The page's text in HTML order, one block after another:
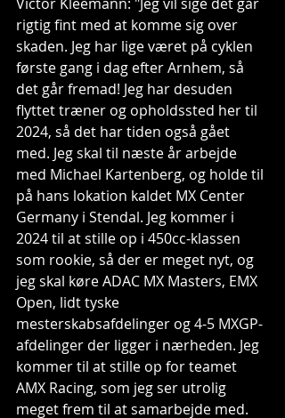
rigtig fint med at komme sig over
skaden. Jeg har lige været på cyklen
første gang i dag efter Arnhem, så
det går fremad! Jeg har desuden
flyttet træner og opholdssted her til
2024, så det har tiden også gået
med. Jeg skal til næste år arbejde
med Michael Kartenberg, og holde til
på hans lokation kaldet MX Center
Germany i Stendal. Jeg kommer i
2024 til at stille op i 450cc-klassen
som rookie, så der er meget nyt, og
jeg skal køre ADAC MX Masters, EMX
Open, lidt tyske
mesterskabsafdelinger og 4-5 MXGP-
afdelinger der ligger i nærheden. Jeg
kommer til at stille op for teamet
AMX Racing, som jeg ser utrolig
meget frem til at samarbejde med.